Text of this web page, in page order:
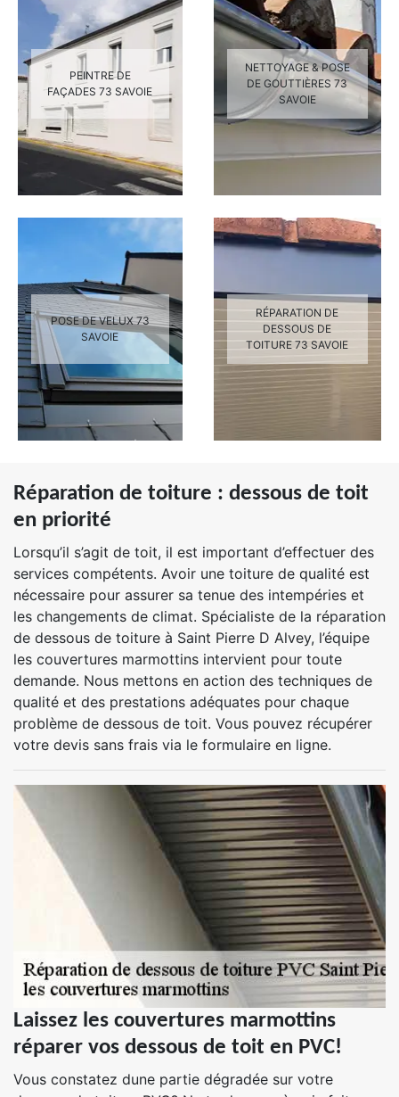
PEINTRE DE
FAÇADES 73 SAVOIE
NETTOYAGE & POSE
DE GOUTTIÈRES 73
SAVOIE
POSE DE VELUX 73
SAVOIE
RÉPARATION DE
DESSOUS DE
TOITURE 73 SAVOIE
Réparation de toiture : dessous de toit
en priorité
Lorsqu’il s’agit de toit, il est important d’effectuer des
services compétents. Avoir une toiture de qualité est
nécessaire pour assurer sa tenue des intempéries et
les changements de climat. Spécialiste de la réparation
de dessous de toiture à Saint Pierre D Alvey, l’équipe
les couvertures marmottins intervient pour toute
demande. Nous mettons en action des techniques de
qualité et des prestations adéquates pour chaque
problème de dessous de toit. Vous pouvez récupérer
votre devis sans frais via le formulaire en ligne.
Laissez les couvertures marmottins
réparer vos dessous de toit en PVC!
Vous constatez dune partie dégradée sur votre